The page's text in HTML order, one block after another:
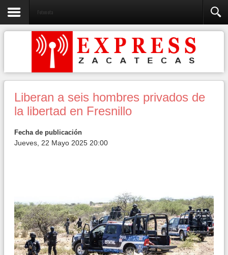
Fotonota
Liberan a seis hombres privados de
la libertad en Fresnillo
Fecha de publicación
Jueves, 22 Mayo 2025 20:00